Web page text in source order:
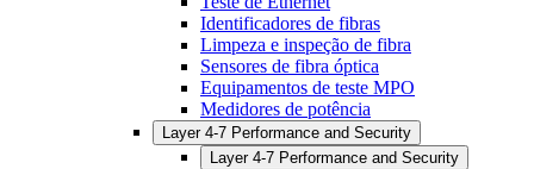
Identificadores de fibras
Limpeza e inspeção de fibra
Sensores de fibra óptica
Equipamentos de teste MPO
Medidores de potência
Layer 4-7 Performance and Security
Layer 4-7 Performance and Security